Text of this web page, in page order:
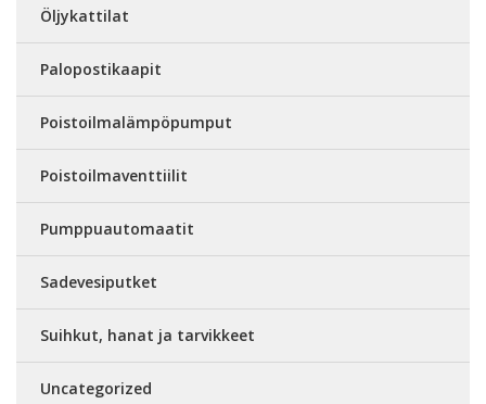
Öljykattilat
Palopostikaapit
Poistoilmalämpöpumput
Poistoilmaventtiilit
Pumppuautomaatit
Sadevesiputket
Suihkut, hanat ja tarvikkeet
Uncategorized